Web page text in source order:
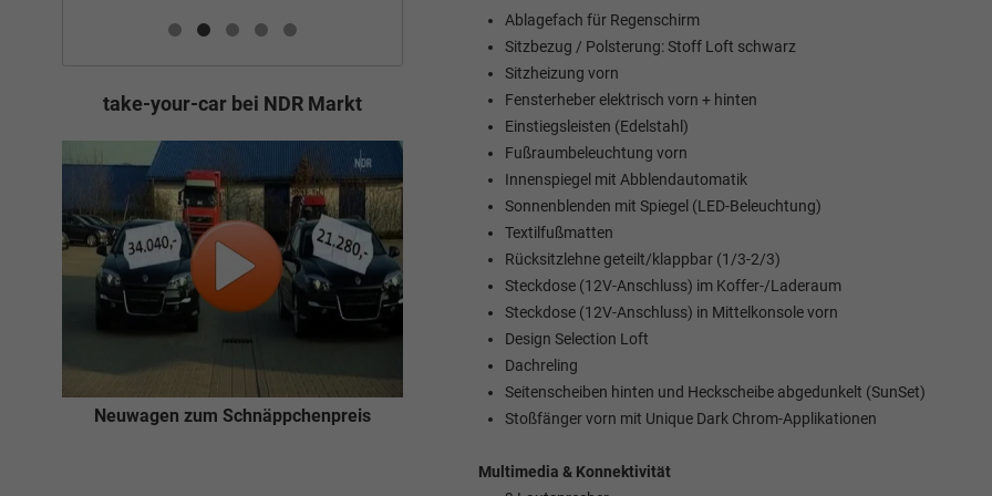
Ablagefach für Regenschirm
Sitzbezug / Polsterung: Stoff Loft schwarz
Sitzheizung vorn
Fensterheber elektrisch vorn + hinten
Einstiegsleisten (Edelstahl)
Fußraumbeleuchtung vorn
Innenspiegel mit Abblendautomatik
Sonnenblenden mit Spiegel (LED-Beleuchtung)
Textilfußmatten
Rücksitzlehne geteilt/klappbar (1/3-2/3)
Steckdose (12V-Anschluss) im Koffer-/Laderaum
Steckdose (12V-Anschluss) in Mittelkonsole vorn
Design Selection Loft
Dachreling
Seitenscheiben hinten und Heckscheibe abgedunkelt (SunSet)
Stoßfänger vorn mit Unique Dark Chrom-Applikationen
Multimedia & Konnektivität
take-your-car bei NDR Markt
Neuwagen zum Schnäppchenpreis